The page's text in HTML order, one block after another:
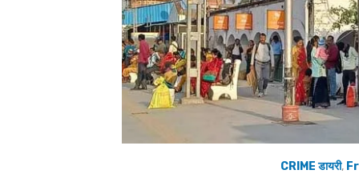
CRIME डायरी,